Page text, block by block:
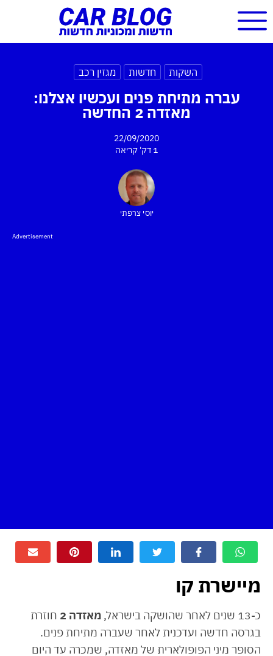
השקות חדשות מגזין רכב
עברה מתיחת פנים ועכשיו אצלנו:
מאזדה 2 החדשה
22/09/2020
1 דק'
קריאה
יוסי צרפתי
Advertisement
מיישרת קו
כ-13 שנים לאחר שהושקה בישראל, מאזדה 2
חוזרת
בגרסה חדשה ועדכנית לאחר שעברה מתיחת פנים.
הסופר מיני הפופולארית של מאזדה, שמכרה עד היום